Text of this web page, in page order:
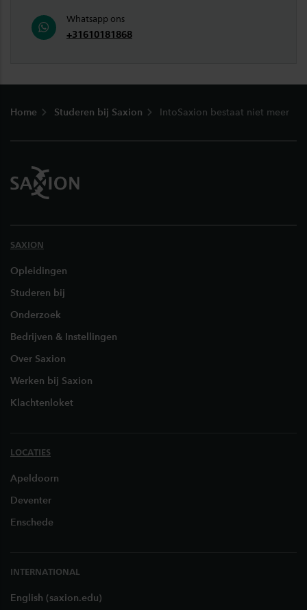
Whatsapp ons
+31610181868
Home Studeren bij Saxion IntoSaxion bestaat niet meer
SAXION
Opleidingen
Studeren bij
Onderzoek
Bedrijven & Instellingen
Over Saxion
Werken bij Saxion
Klachtenloket
LOCATIES
Apeldoorn
Deventer
Enschede
INTERNATIONAL
English (saxion.edu)